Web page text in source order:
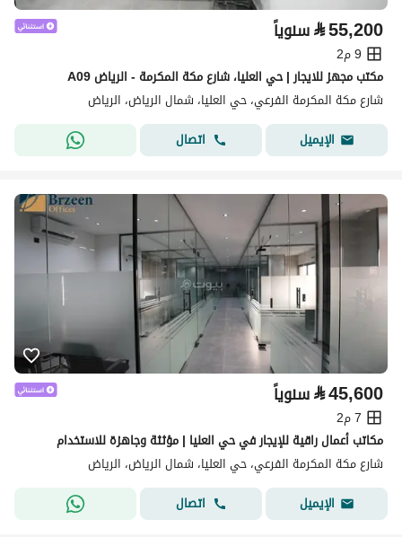
⃁55,200 سنوياً
9 م2
مكتب مجهز للايجار | حي العليا، شارع مكة المكرمة - الرياض A09
شارع مكة المكرمة الفرعي، حي العليا، شمال الرياض، الرياض
الإيميل
اتصال
⃁45,600 سنوياً
7 م2
مكاتب أعمال راقية للإيجار في حي العليا | مؤثثة وجاهزة للاستخدام
شارع مكة المكرمة الفرعي، حي العليا، شمال الرياض، الرياض
الإيميل
اتصال